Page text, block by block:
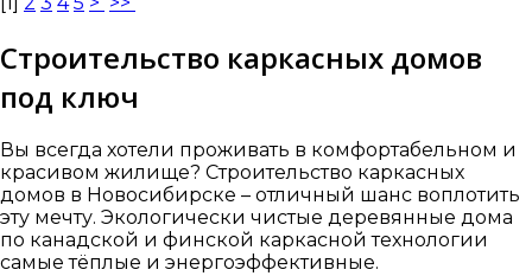
Строительство каркасных домов
под ключ
Вы всегда хотели проживать в комфортабельном и
красивом жилище? Строительство каркасных
домов в Новосибирске – отличный шанс воплотить
эту мечту. Экологически чистые деревянные дома
по канадской и финской каркасной технологии
самые тёплые и энергоэффективные.